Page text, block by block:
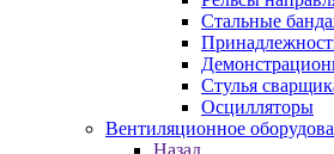
Стальные
Стулья
Осцилляторы
Вентиляционное
Назад